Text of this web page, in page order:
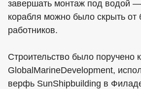
завершать монтаж под водой —
корабля можно было скрыть от
работников.
Строительство было поручено
GlobalMarineDevelopment,
верфь SunShipbuilding в